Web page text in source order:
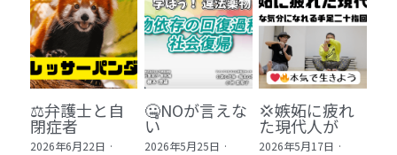
7 ライフスタイル・防災・科学技術 12冊
8 アジア・歴史・未来予測 11冊
🎬Dramas(おすすめの小説・漫画・ドラマ・
映画)
⚖️弁護士と自
閉症者
2026年6月22日 ·
🤐NOが言えな
い
2026年5月25日 ·
💢嫉妬に疲れ
た現代人が
2026年5月17日 ·